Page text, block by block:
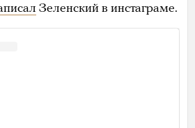
Зеленский в инстаграме.